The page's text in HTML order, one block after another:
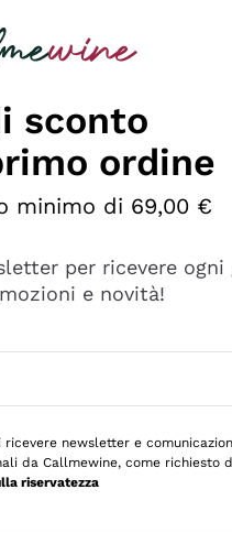
sconto
ordine
minimo di 69,00 €
per ricevere ogni
e novità!
ricevere newsletter e
da Callmewine, come richiesto
riservatezza